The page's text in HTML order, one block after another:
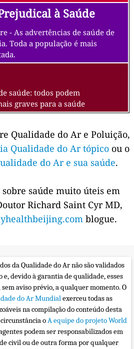
à Saúde
- As advertências de saúde de
Toda a população é mais
saúde: todos podem
graves para a saúde
Qualidade do Ar e Poluição,
Qualidade do Ar tópico ou o
do Ar e sua saúde.
saúde muito úteis em
Richard Saint Cyr MD,
blogue.
da Qualidade do Ar não são validados
devido à garantia de qualidade, esses
aviso prévio, a qualquer momento. O
do Ar Mundialexerceu todas as
na compilação do conteúdo desta
oA equipe do projeto World
podem ser responsabilizados em
civil ou de outra forma por qualquer